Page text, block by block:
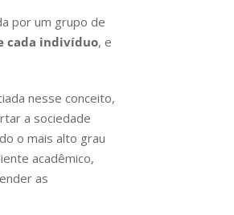
por um grupo de
cada indivíduo, e
nesse conceito,
a sociedade
o mais alto grau
acadêmico,
as